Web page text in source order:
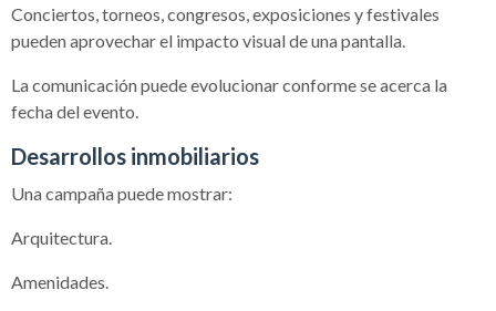
Conciertos, torneos, congresos, exposiciones y festivales
pueden aprovechar el impacto visual de una pantalla.
La comunicación puede evolucionar conforme se acerca la
fecha del evento.
Desarrollos inmobiliarios
Una campaña puede mostrar:
Arquitectura.
Amenidades.